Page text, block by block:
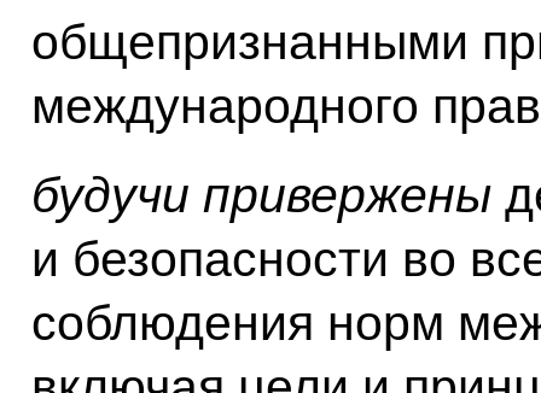
общепризнанными
международного
будучи привержены
и безопасности во
соблюдения норм